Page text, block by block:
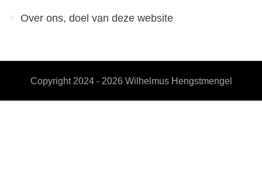
Over ons, doel van deze website
Copyright 2024 - 2026 Wilhelmus Hengstmengel